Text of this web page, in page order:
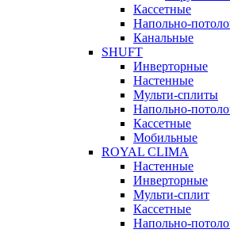
Кассетные
Напольно-
Канальные
SHUFT
Инверторные
Настенные
Мульти-сплиты
Напольно-
Кассетные
Мобильные
ROYAL CLIMA
Настенные
Инверторные
Мульти-сплит
Кассетные
Напольно-